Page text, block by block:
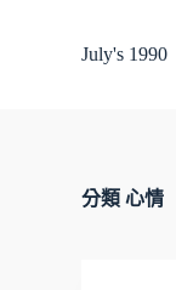
July's 1990
分類 心情